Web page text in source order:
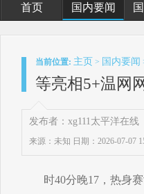
首页 国内要闻
当前位置: 主页 > 国内要闻
等亮相5+温网
发布者：xg111太平洋在线
来源：未知 日期：2026-07-07
时40分晚17，热身赛